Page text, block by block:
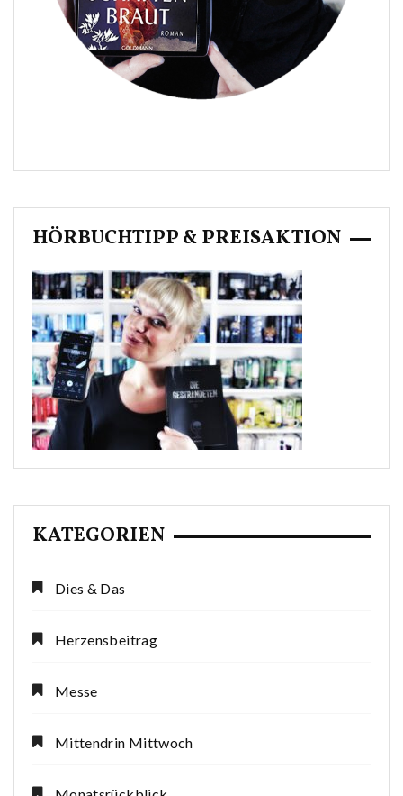
HÖRBUCHTIPP & PREISAKTION
KATEGORIEN
Dies & Das
Herzensbeitrag
Messe
Mittendrin Mittwoch